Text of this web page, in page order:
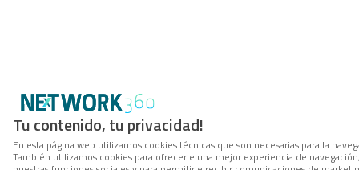
Tu contenido, tu privacidad!
En esta página web utilizamos cookies técnicas que son necesarias para la
También utilizamos cookies para ofrecerle una mejor experiencia de